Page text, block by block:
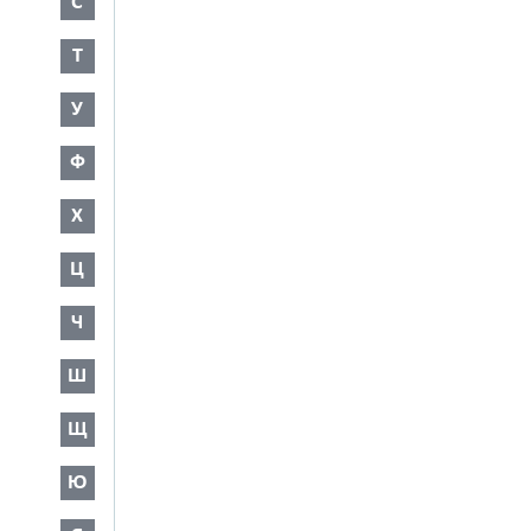
Т
У
Ф
Х
Ц
Ч
Ш
Щ
Ю